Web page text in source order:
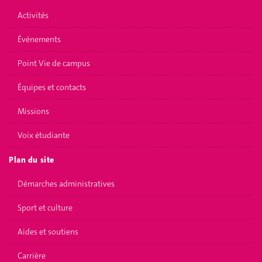
Activités
Événements
Point Vie de campus
Équipes et contacts
Missions
Voix étudiante
Plan du site
Démarches administratives
Sport et culture
Aides et soutiens
Carrière